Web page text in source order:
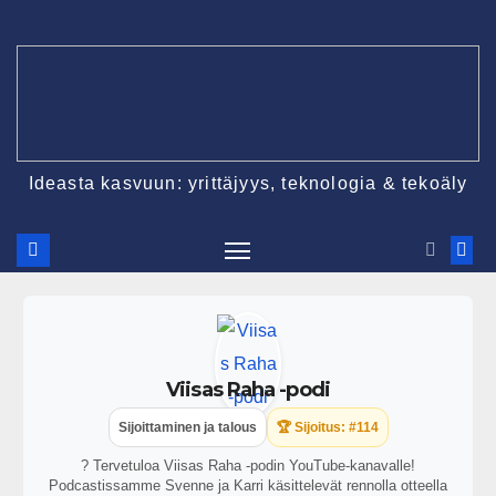
Ideasta kasvuun: yrittäjyys, teknologia & tekoäly
Viisas Raha -podi
Sijoittaminen ja talous 🏆 Sijoitus: #114
? Tervetuloa Viisas Raha -podin YouTube-kanavalle!
Podcastissamme Svenne ja Karri käsittelevät rennolla otteella